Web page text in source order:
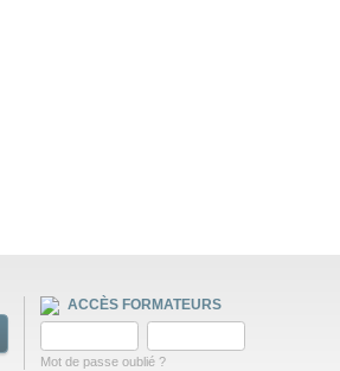
ACCÈS FORMATEURS
Mot de passe oublié ?